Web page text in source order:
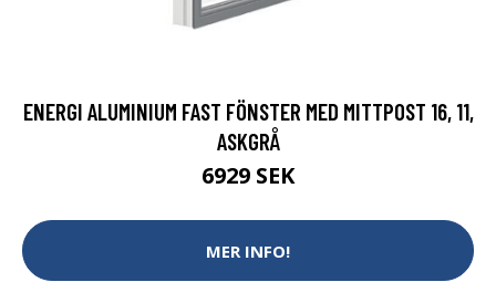
ENERGI ALUMINIUM FAST FÖNSTER MED MITTPOST 16, 11,
ASKGRÅ
6929 SEK
MER INFO!